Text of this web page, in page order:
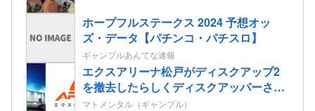
ホープフルステークス 2024 予想オッ
ズ・データ【パチンコ・パチスロ】
ギャンブルあんてな速報
エクスアリーナ松戸がディスクアップ2
を撤去したらしくディスクアッパーさん
達から落胆の声
マトメンタル（ギャンブル）